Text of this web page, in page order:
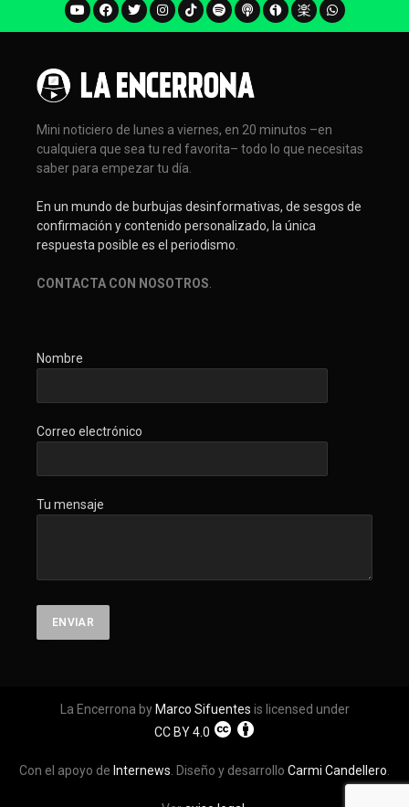
Mini noticiero de lunes a viernes, en 20 minutos –en
cualquiera que sea tu red favorita– todo lo que necesitas
saber para empezar tu día.
En un mundo de burbujas desinformativas, de sesgos de
confirmación y contenido personalizado, la única
respuesta posible es el periodismo.
CONTACTA CON NOSOTROS
Nombre
Correo electrónico
Tu mensaje
La Encerrona by Marco Sifuentes is licensed under
CC BY 4.0
Con el apoyo de Internews . Diseño y desarrollo Carmi Candellero